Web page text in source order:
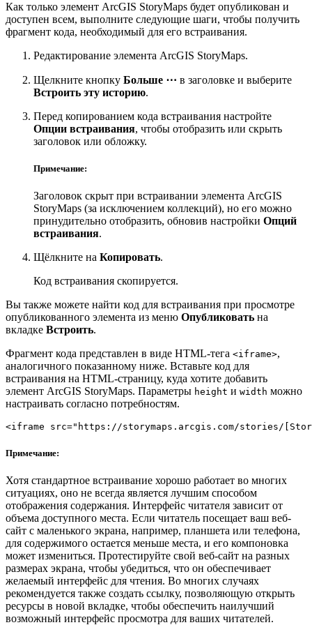
Как только элемент ArcGIS StoryMaps будет опубликован и
доступен всем, выполните следующие шаги, чтобы получить
фрагмент кода, необходимый для его встраивания.
Редактирование элемента ArcGIS StoryMaps.
Щелкните кнопку Больше ⋯ в заголовке и выберите
Встроить эту историю.
Перед копированием кода встраивания настройте
Опции встраивания, чтобы отобразить или скрыть
заголовок или обложку.
Примечание:
Заголовок скрыт при встраивании элемента ArcGIS
StoryMaps (за исключением коллекций), но его можно
принудительно отобразить, обновив настройки Опций
встраивания.
Щёлкните на Копировать.
Код встраивания скопируется.
Вы также можете найти код для встраивания при просмотре
опубликованного элемента из меню Опубликовать на
вкладке Встроить.
Фрагмент кода представлен в виде HTML-тега <iframe>,
аналогичного показанному ниже. Вставьте код для
встраивания на HTML-страницу, куда хотите добавить
элемент ArcGIS StoryMaps. Параметры height и width можно
настраивать согласно потребностям.
Примечание:
Хотя стандартное встраивание хорошо работает во многих
ситуациях, оно не всегда является лучшим способом
отображения содержания. Интерфейс читателя зависит от
объема доступного места. Если читатель посещает ваш веб-
сайт с маленького экрана, например, планшета или телефона,
для содержимого остается меньше места, и его компоновка
может измениться. Протестируйте свой веб-сайт на разных
размерах экрана, чтобы убедиться, что он обеспечивает
желаемый интерфейс для чтения. Во многих случаях
рекомендуется также создать ссылку, позволяющую открыть
ресурсы в новой вкладке, чтобы обеспечить наилучший
возможный интерфейс просмотра для ваших читателей.